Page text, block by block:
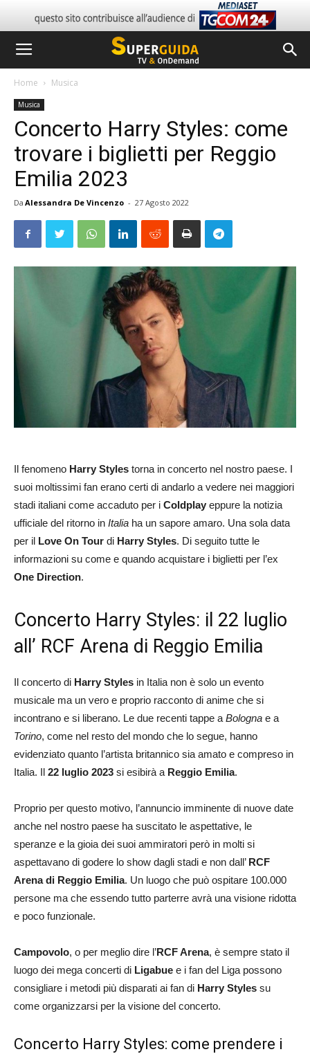
Home Musica
Musica
Concerto Harry Styles: come
trovare i biglietti per Reggio
Emilia 2023
Da Alessandra De Vincenzo - 27 Agosto 2022
Il fenomeno Harry Styles torna in concerto nel nostro paese. I
suoi moltissimi fan erano certi di andarlo a vedere nei maggiori
stadi italiani come accaduto per i Coldplay eppure la notizia
ufficiale del ritorno in Italia ha un sapore amaro. Una sola data
per il Love On Tour di Harry Styles. Di seguito tutte le
informazioni su come e quando acquistare i biglietti per l’ex
One Direction.
Concerto Harry Styles: il 22 luglio
all’ RCF Arena di Reggio Emilia
Il concerto di Harry Styles in Italia non è solo un evento
musicale ma un vero e proprio racconto di anime che si
incontrano e si liberano. Le due recenti tappe a Bologna e a
Torino, come nel resto del mondo che lo segue, hanno
evidenziato quanto l’artista britannico sia amato e compreso in
Italia. Il 22 luglio 2023 si esibirà a Reggio Emilia.
Proprio per questo motivo, l’annuncio imminente di nuove date
anche nel nostro paese ha suscitato le aspettative, le
speranze e la gioia dei suoi ammiratori però in molti si
aspettavano di godere lo show dagli stadi e non dall’ RCF
Arena di Reggio Emilia. Un luogo che può ospitare 100.000
persone ma che essendo tutto parterre avrà una visione ridotta
e poco funzionale.
Campovolo, o per meglio dire l’RCF Arena, è sempre stato il
luogo dei mega concerti di Ligabue e i fan del Liga possono
consigliare i metodi più disparati ai fan di Harry Styles su
come organizzarsi per la visione del concerto.
Concerto Harry Styles: come prendere i